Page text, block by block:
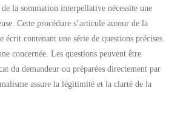
la sommation interpellative nécessite une
Cette procédure s’articule autour de la
écrit contenant une série de questions précises
concernée. Les questions peuvent être
du demandeur ou préparées directement par
assure la légitimité et la clarté de la